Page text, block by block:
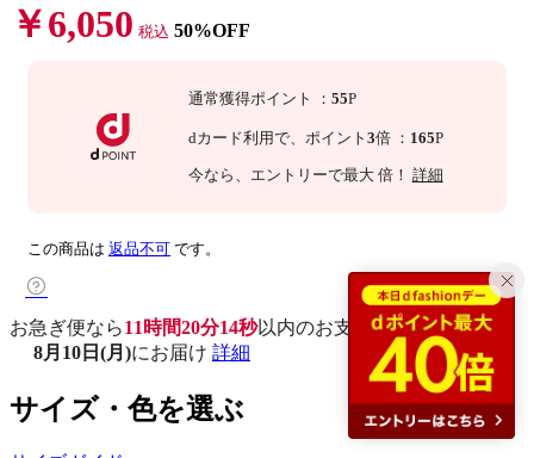
￥6,050 税込 50%OFF
通常獲得ポイント ： 55P
dカード利用で、 ポイント 3倍 ： 165P
今なら 、エントリーで最大 倍！ 詳細
この商品は 返品不可 です。
お急ぎ便なら11時間20分14秒以内のお支払いで
8月10日(月)にお届け 詳細
サイズ・色を選ぶ